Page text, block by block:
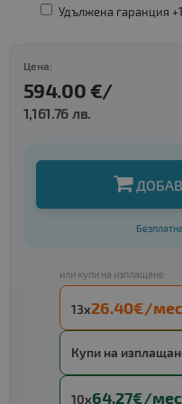
Удължена гаранция
Цена:
594.00 €/
1,161.76 лв.
или купи на изплащане:
13x26.40€/
Купи на
10x64.27€/